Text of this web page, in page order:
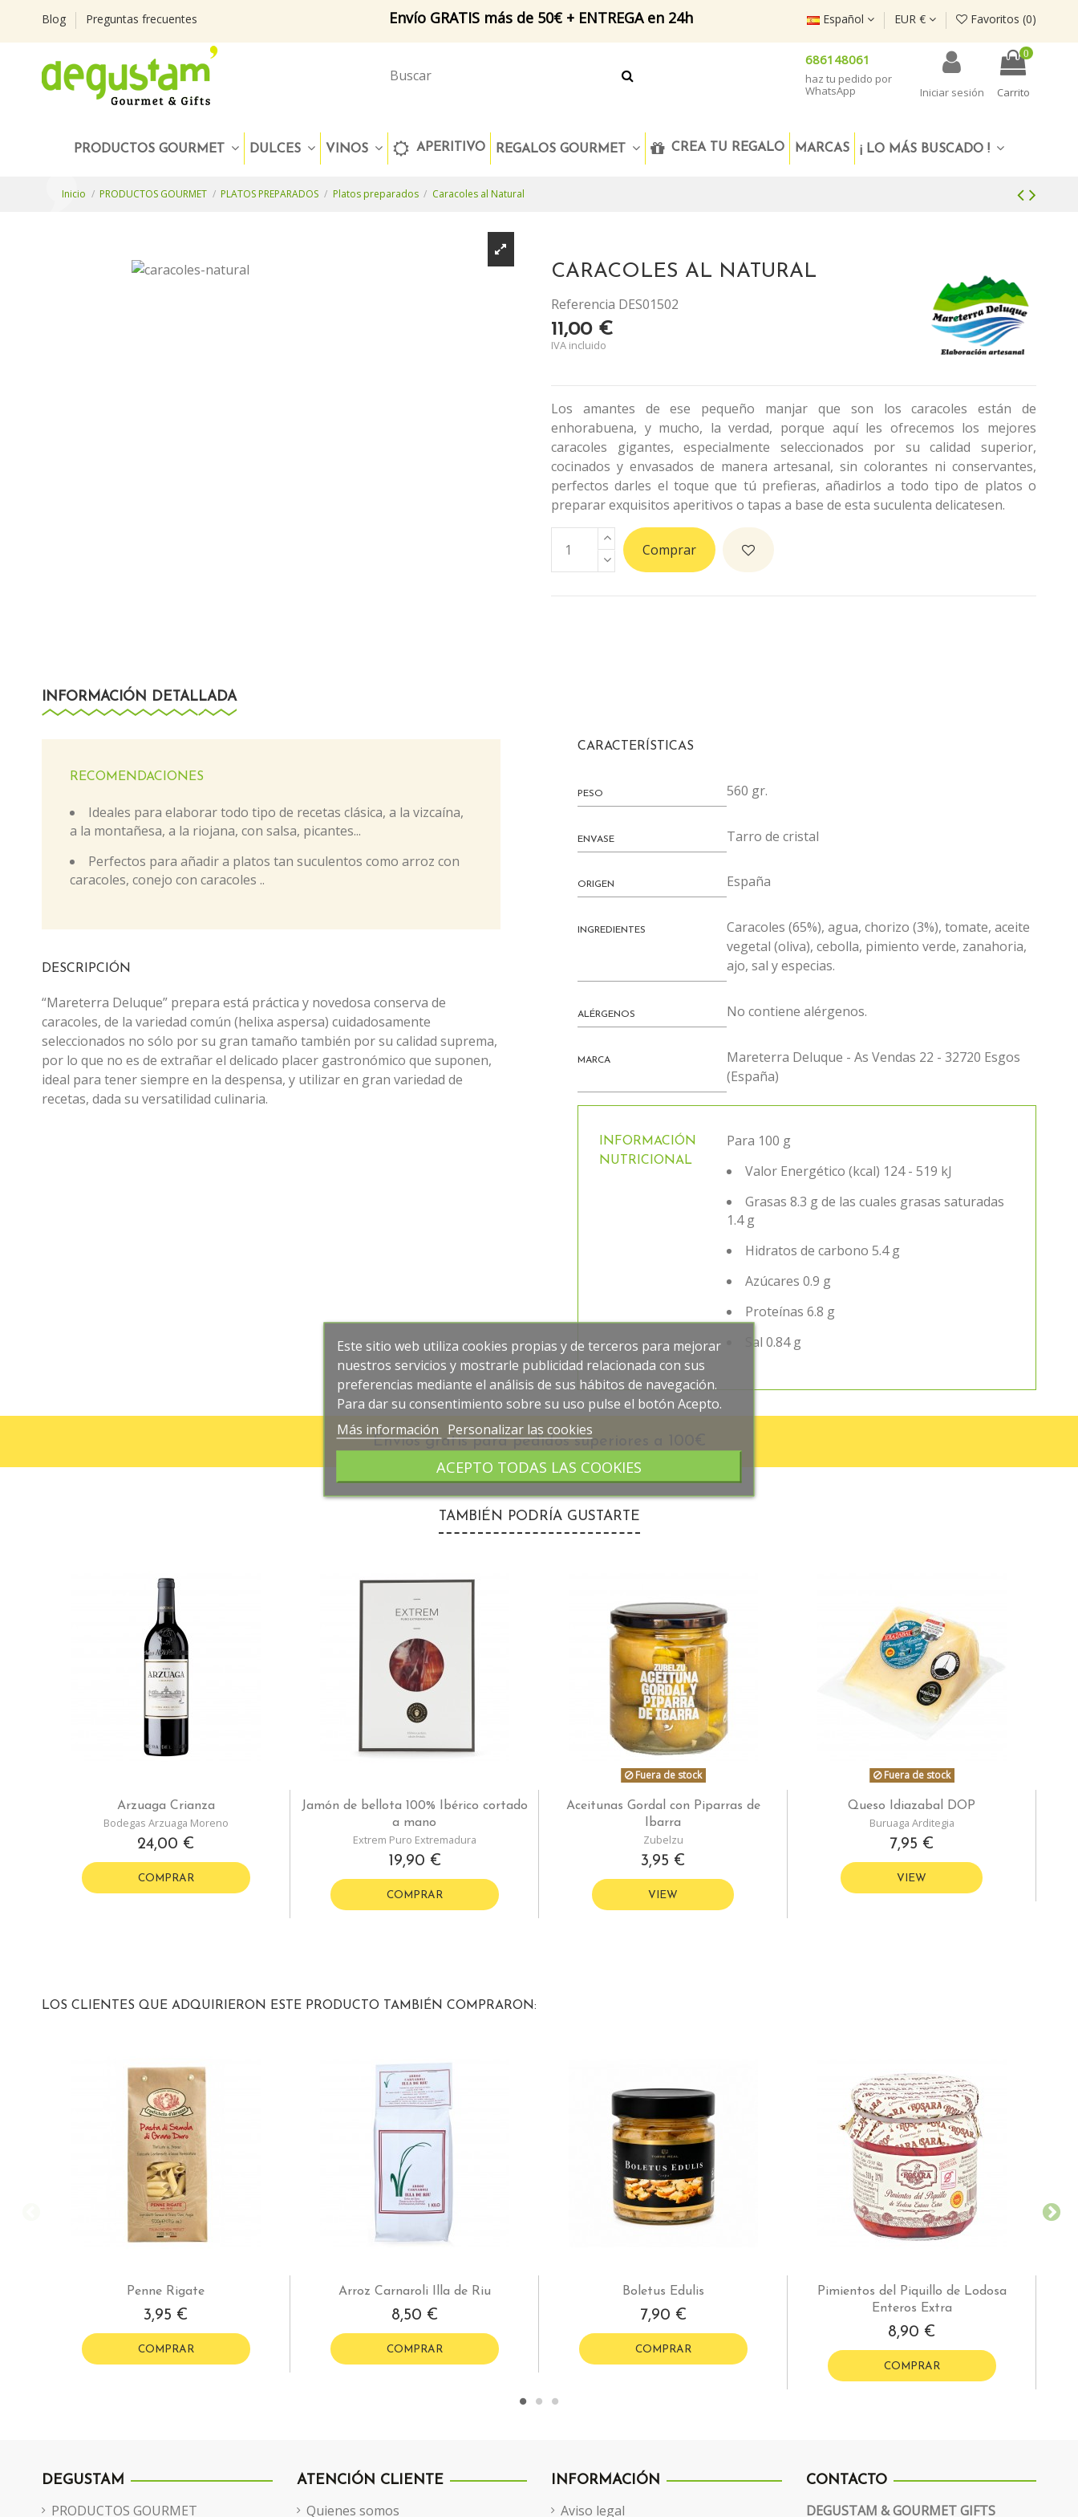
Blog Preguntas frecuentes Envío GRATIS más de 50€ + ENTREGA en 24h Español EUR € Favoritos (0)
686148061
haz tu pedido por
WhatsApp
Iniciar sesión
0
Carrito
PRODUCTOS GOURMET DULCES VINOS APERITIVO REGALOS GOURMET CREA TU REGALO MARCAS ¡ LO MÁS BUSCADO !
Inicio PRODUCTOS GOURMET PLATOS PREPARADOS Platos preparados Caracoles al Natural
CARACOLES AL NATURAL
Referencia DES01502
11,00 €
IVA incluido
Los amantes de ese pequeño manjar que son los caracoles están de
enhorabuena, y mucho, la verdad, porque aquí les ofrecemos los mejores
caracoles gigantes, especialmente seleccionados por su calidad superior,
cocinados y envasados de manera artesanal, sin colorantes ni conservantes,
perfectos darles el toque que tú prefieras, añadirlos a todo tipo de platos o
preparar exquisitos aperitivos o tapas a base de esta suculenta delicatesen.
Comprar
INFORMACIÓN DETALLADA
RECOMENDACIONES
Ideales para elaborar todo tipo de recetas clásica, a la vizcaína,
a la montañesa, a la riojana, con salsa, picantes...
Perfectos para añadir a platos tan suculentos como arroz con
caracoles, conejo con caracoles ..
DESCRIPCIÓN
“Mareterra Deluque” prepara está práctica y novedosa conserva de
caracoles, de la variedad común (helixa aspersa) cuidadosamente
seleccionados no sólo por su gran tamaño también por su calidad suprema,
por lo que no es de extrañar el delicado placer gastronómico que suponen,
ideal para tener siempre en la despensa, y utilizar en gran variedad de
recetas, dada su versatilidad culinaria.
CARACTERÍSTICAS
PESO 560 gr.
ENVASE Tarro de cristal
ORIGEN España
INGREDIENTES
Caracoles (65%), agua, chorizo (3%), tomate, aceite
vegetal (oliva), cebolla, pimiento verde, zanahoria,
ajo, sal y especias.
ALÉRGENOS No contiene alérgenos.
MARCA
Mareterra Deluque - As Vendas 22 - 32720 Esgos
(España)
INFORMACIÓN
NUTRICIONAL
Para 100 g
Valor Energético (kcal) 124 - 519 kJ
Grasas 8.3 g de las cuales grasas saturadas
1.4 g
Hidratos de carbono 5.4 g
Azúcares 0.9 g
Proteínas 6.8 g
Sal 0.84 g
Envios gratis para pedidos superiores a 100€
TAMBIÉN PODRÍA GUSTARTE
Arzuaga Crianza
Bodegas Arzuaga Moreno
24,00 €
COMPRAR
Jamón de bellota 100% Ibérico cortado
a mano
Extrem Puro Extremadura
19,90 €
COMPRAR
Fuera de stock
Aceitunas Gordal con Piparras de
Ibarra
Zubelzu
3,95 €
VIEW
Fuera de stock
Queso Idiazabal DOP
Buruaga Arditegia
7,95 €
VIEW
LOS CLIENTES QUE ADQUIRIERON ESTE PRODUCTO TAMBIÉN COMPRARON:
Penne Rigate
3,95 €
COMPRAR
Arroz Carnaroli Illa de Riu
8,50 €
COMPRAR
Boletus Edulis
7,90 €
COMPRAR
Pimientos del Piquillo de Lodosa
Enteros Extra
8,90 €
COMPRAR
DEGUSTAM
PRODUCTOS GOURMET
ATENCIÓN CLIENTE
Quienes somos
INFORMACIÓN
Aviso legal
CONTACTO
DEGUSTAM & GOURMET GIFTS
Este sitio web utiliza cookies propias y de terceros para mejorar
nuestros servicios y mostrarle publicidad relacionada con sus
preferencias mediante el análisis de sus hábitos de navegación.
Para dar su consentimiento sobre su uso pulse el botón Acepto.
Más información Personalizar las cookies
ACEPTO TODAS LAS COOKIES